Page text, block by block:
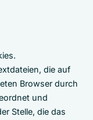
die auf
Browser durch
und
Stelle, die das